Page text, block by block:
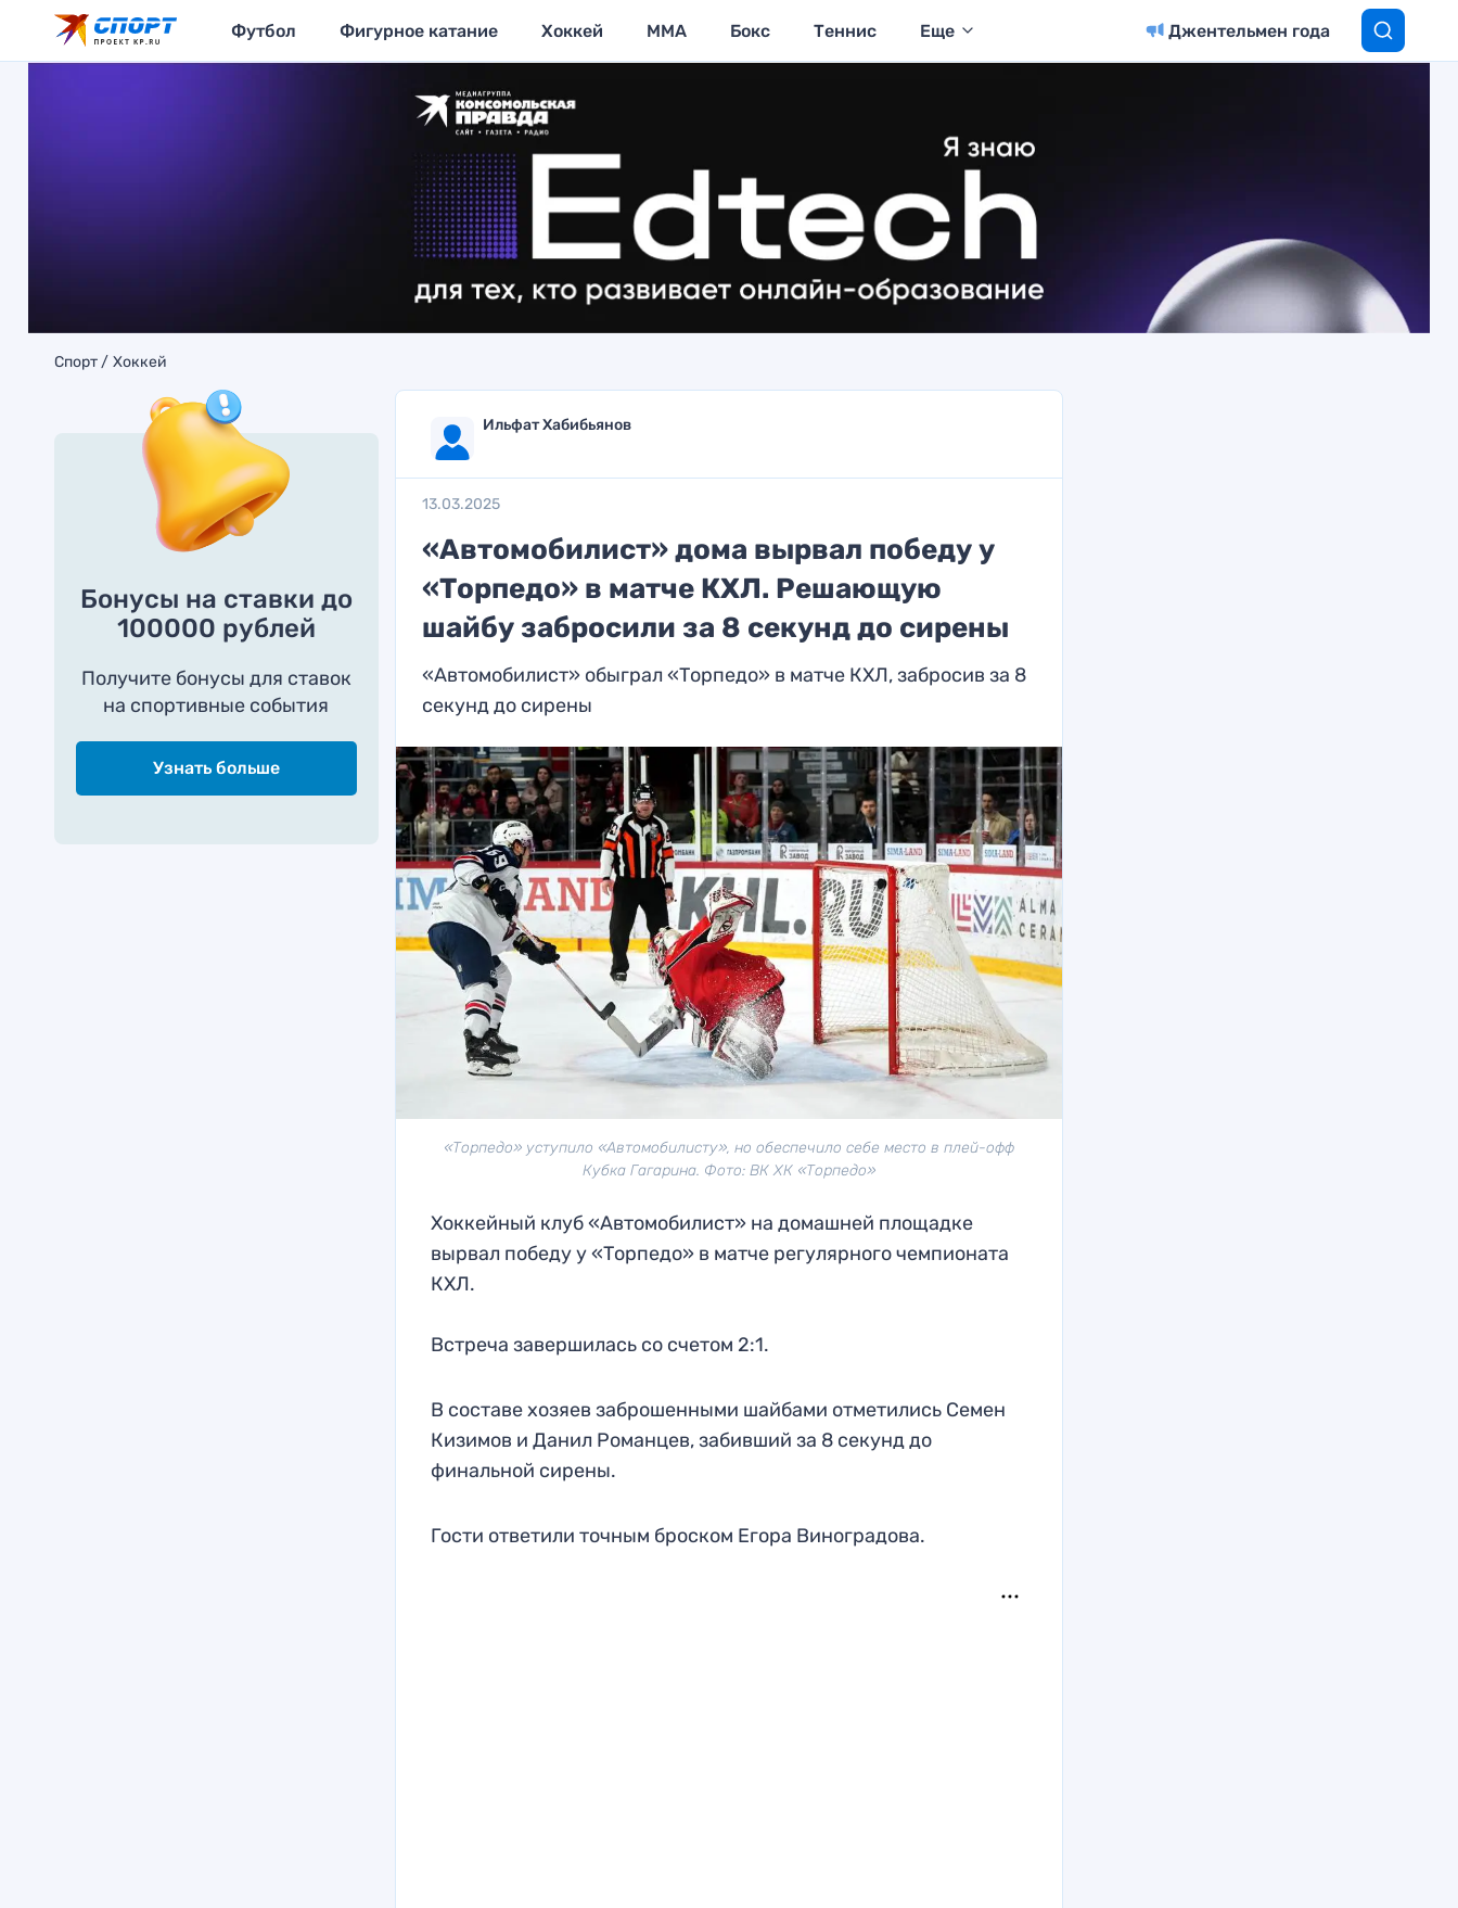
Футбол Фигурное катание Хоккей MMA Бокс Теннис Еще Джентельмен года
Спорт Хоккей
Бонусы на ставки до
100000 рублей
Получите бонусы для ставок
на спортивные события
Узнать больше
Ильфат Хабибьянов
13.03.2025
«Автомобилист» дома вырвал победу у
«Торпедо» в матче КХЛ. Решающую
шайбу забросили за 8 секунд до сирены
«Автомобилист» обыграл «Торпедо» в матче КХЛ, забросив за 8
секунд до сирены
«Торпедо» уступило «Автомобилисту», но обеспечило себе место в плей-офф
Кубка Гагарина. Фото: ВК ХК «Торпедо»
Хоккейный клуб «Автомобилист» на домашней площадке
вырвал победу у «Торпедо» в матче регулярного чемпионата
КХЛ.
Встреча завершилась со счетом 2:1.
В составе хозяев заброшенными шайбами отметились Семен
Кизимов и Данил Романцев, забивший за 8 секунд до
финальной сирены.
Гости ответили точным броском Егора Виноградова.